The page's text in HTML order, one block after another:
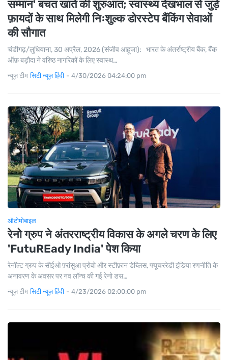
सम्मान' बचत खाते की शुरुआत; स्वास्थ्य देखभाल से जुड़े
फ़ायदों के साथ मिलेगी निःशुल्क डोरस्टेप बैंकिंग सेवाओं
की सौगात
चंडीगढ़/लुधियाना, 30 अप्रैल, 2026 (संजीव आहूजा): भारत के अंतर्राष्ट्रीय बैंक, बैंक
ऑफ़ बड़ौदा ने वरिष्ठ नागरिकों के लिए स्वास्थ…
न्यूज़ टीम सिटी न्यूज़ हिंदी - 4/30/2026 04:24:00 pm
ऑटोमोबाइल
रेनो ग्रुप ने अंतरराष्ट्रीय विकास के अगले चरण के लिए
'FutuREady India' पेश किया
रेनॉल्ट ग्रुप के सीईओ फ़्रांसुआ प्रोवो और स्टीफ़ान डेब्लिस, फ्यूचररेडी इंडिया रणनीति के
अनावरण के अवसर पर नव लॉन्च की गई रेनो डस…
न्यूज़ टीम सिटी न्यूज़ हिंदी - 4/23/2026 02:00:00 pm